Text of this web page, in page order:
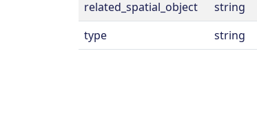
related_spatial_object
string
type
string